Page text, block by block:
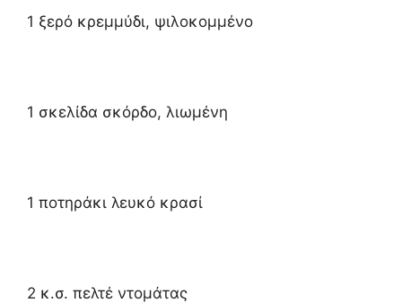
1 ξερό κρεμμύδι, ψιλοκομμένο
1 σκελίδα σκόρδο, λιωμένη
1 ποτηράκι λευκό κρασί
2 κ.σ. πελτέ ντομάτας